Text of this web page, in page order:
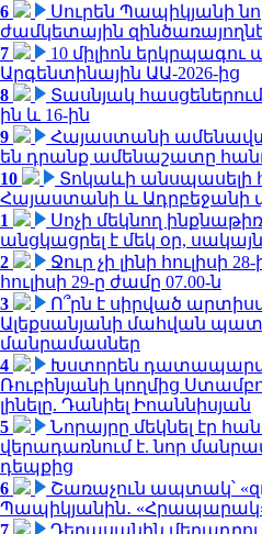
6
Սուրեն Պապիկյանի
ժամկետային
7
10 միլիոն
Արգենտինային ԱԱ-2026-ից
8
Տասնյակ հասցեներում
ին և 16-ին
9
Հայաստանի
են դրանք ամենաշատը
10
Տոկաևի անսպասելի
Հայաստանի և Ադրբեջանի
1
Սոչի մեկնող
անցկացրել է մեկ օր,
2
Ջուր չի լինի հուլիսի
հուլիսի 29-ը ժամը 07.00-ն
3
Ո՞րն է սիրված
Ալեքսանյանի մահվան
մանրամասներ
4
Խստորեն
Ռուբինյանի կողմից
լինելը. Դանիել Իոաննիսյան
5
Նորայրը մեկնել էր
վերադառնում է. նոր
դեպքից
6
Շառաչուն ապտակ՝
Պապիկյանին․
7
Դերասանին